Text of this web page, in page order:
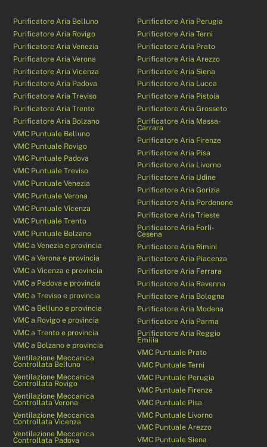
Purificatore Aria Belluno
Purificatore Aria Rovigo
Purificatore Aria Venezia
Purificatore Aria Verona
Purificatore Aria Vicenza
Purificatore Aria Padova
Purificatore Aria Treviso
Purificatore Aria Trento
Purificatore Aria Bolzano
VMC Puntuale Belluno
VMC Puntuale Rovigo
VMC Puntuale Padova
VMC Puntuale Treviso
VMC Puntuale Venezia
VMC Puntuale Verona
VMC Puntuale Vicenza
VMC Puntuale Trento
VMC Puntuale Bolzano
VMC a Venezia e provincia
VMC a Verona e provincia
VMC a Vicenza e provincia
VMC a Padova e provincia
VMC a Treviso e provincia
VMC a Belluno e provincia
VMC a Rovigo e provincia
VMC a Trento e provincia
VMC a Bolzano e provincia
Ventilazione Meccanica
Controllata Belluno
Ventilazione Meccanica
Controllata Rovigo
Ventilazione Meccanica
Controllata Verona
Ventilazione Meccanica
Controllata Vicenza
Ventilazione Meccanica
Controllata Padova
Purificatore Aria Perugia
Purificatore Aria Terni
Purificatore Aria Prato
Purificatore Aria Arezzo
Purificatore Aria Siena
Purificatore Aria Lucca
Purificatore Aria Pistoia
Purificatore Aria Grosseto
Purificatore Aria Massa-
Carrara
Purificatore Aria Firenze
Purificatore Aria Pisa
Purificatore Aria Livorno
Purificatore Aria Udine
Purificatore Aria Gorizia
Purificatore Aria Pordenone
Purificatore Aria Trieste
Purificatore Aria Forlì-
Cesena
Purificatore Aria Rimini
Purificatore Aria Piacenza
Purificatore Aria Ferrara
Purificatore Aria Ravenna
Purificatore Aria Bologna
Purificatore Aria Modena
Purificatore Aria Parma
Purificatore Aria Reggio
Emilia
VMC Puntuale Prato
VMC Puntuale Terni
VMC Puntuale Perugia
VMC Puntuale Firenze
VMC Puntuale Pisa
VMC Puntuale Livorno
VMC Puntuale Arezzo
VMC Puntuale Siena